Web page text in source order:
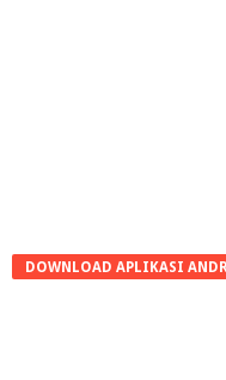
DOWNLOAD APLIKASI